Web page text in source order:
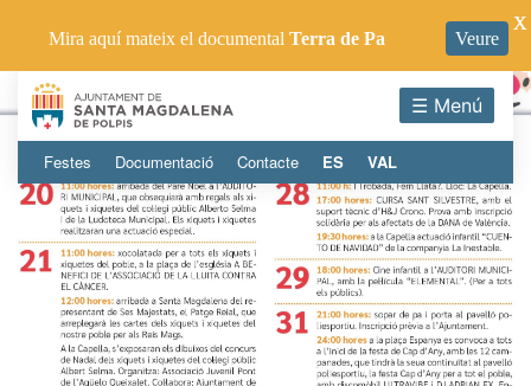
☰ Menú
Festes Documentació Contacte ES VAL
Mira aquí mateix el documental Terra de Pa Veure
X